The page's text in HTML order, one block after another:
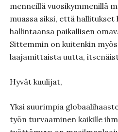
menneillä vuosikymmenillä
muassa siksi, että
hallintaansa paikallisen
Sittemmin on kuitenkin
laajamittaista uutta,
Hyvät kuulijat,
Yksi suurimpia
työn turvaaminen kaikille